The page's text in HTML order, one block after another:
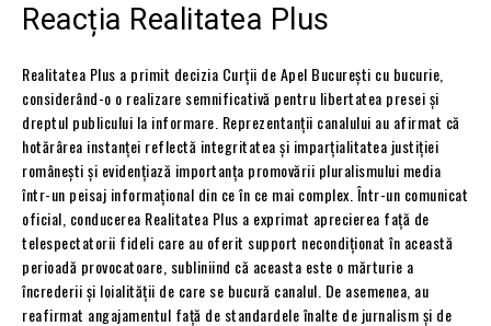
Reacția Realitatea Plus
Realitatea Plus a primit decizia Curții de Apel București cu bucurie,
considerând-o o realizare semnificativă pentru libertatea presei și
dreptul publicului la informare. Reprezentanții canalului au afirmat că
hotărârea instanței reflectă integritatea și imparțialitatea justiției
românești și evidențiază importanța promovării pluralismului media
într-un peisaj informațional din ce în ce mai complex. Într-un comunicat
oficial, conducerea Realitatea Plus a exprimat aprecierea față de
telespectatorii fideli care au oferit support necondiționat în această
perioadă provocatoare, subliniind că aceasta este o mărturie a
încrederii și loialității de care se bucură canalul. De asemenea, au
reafirmat angajamentul față de standardele înalte de jurnalism și de